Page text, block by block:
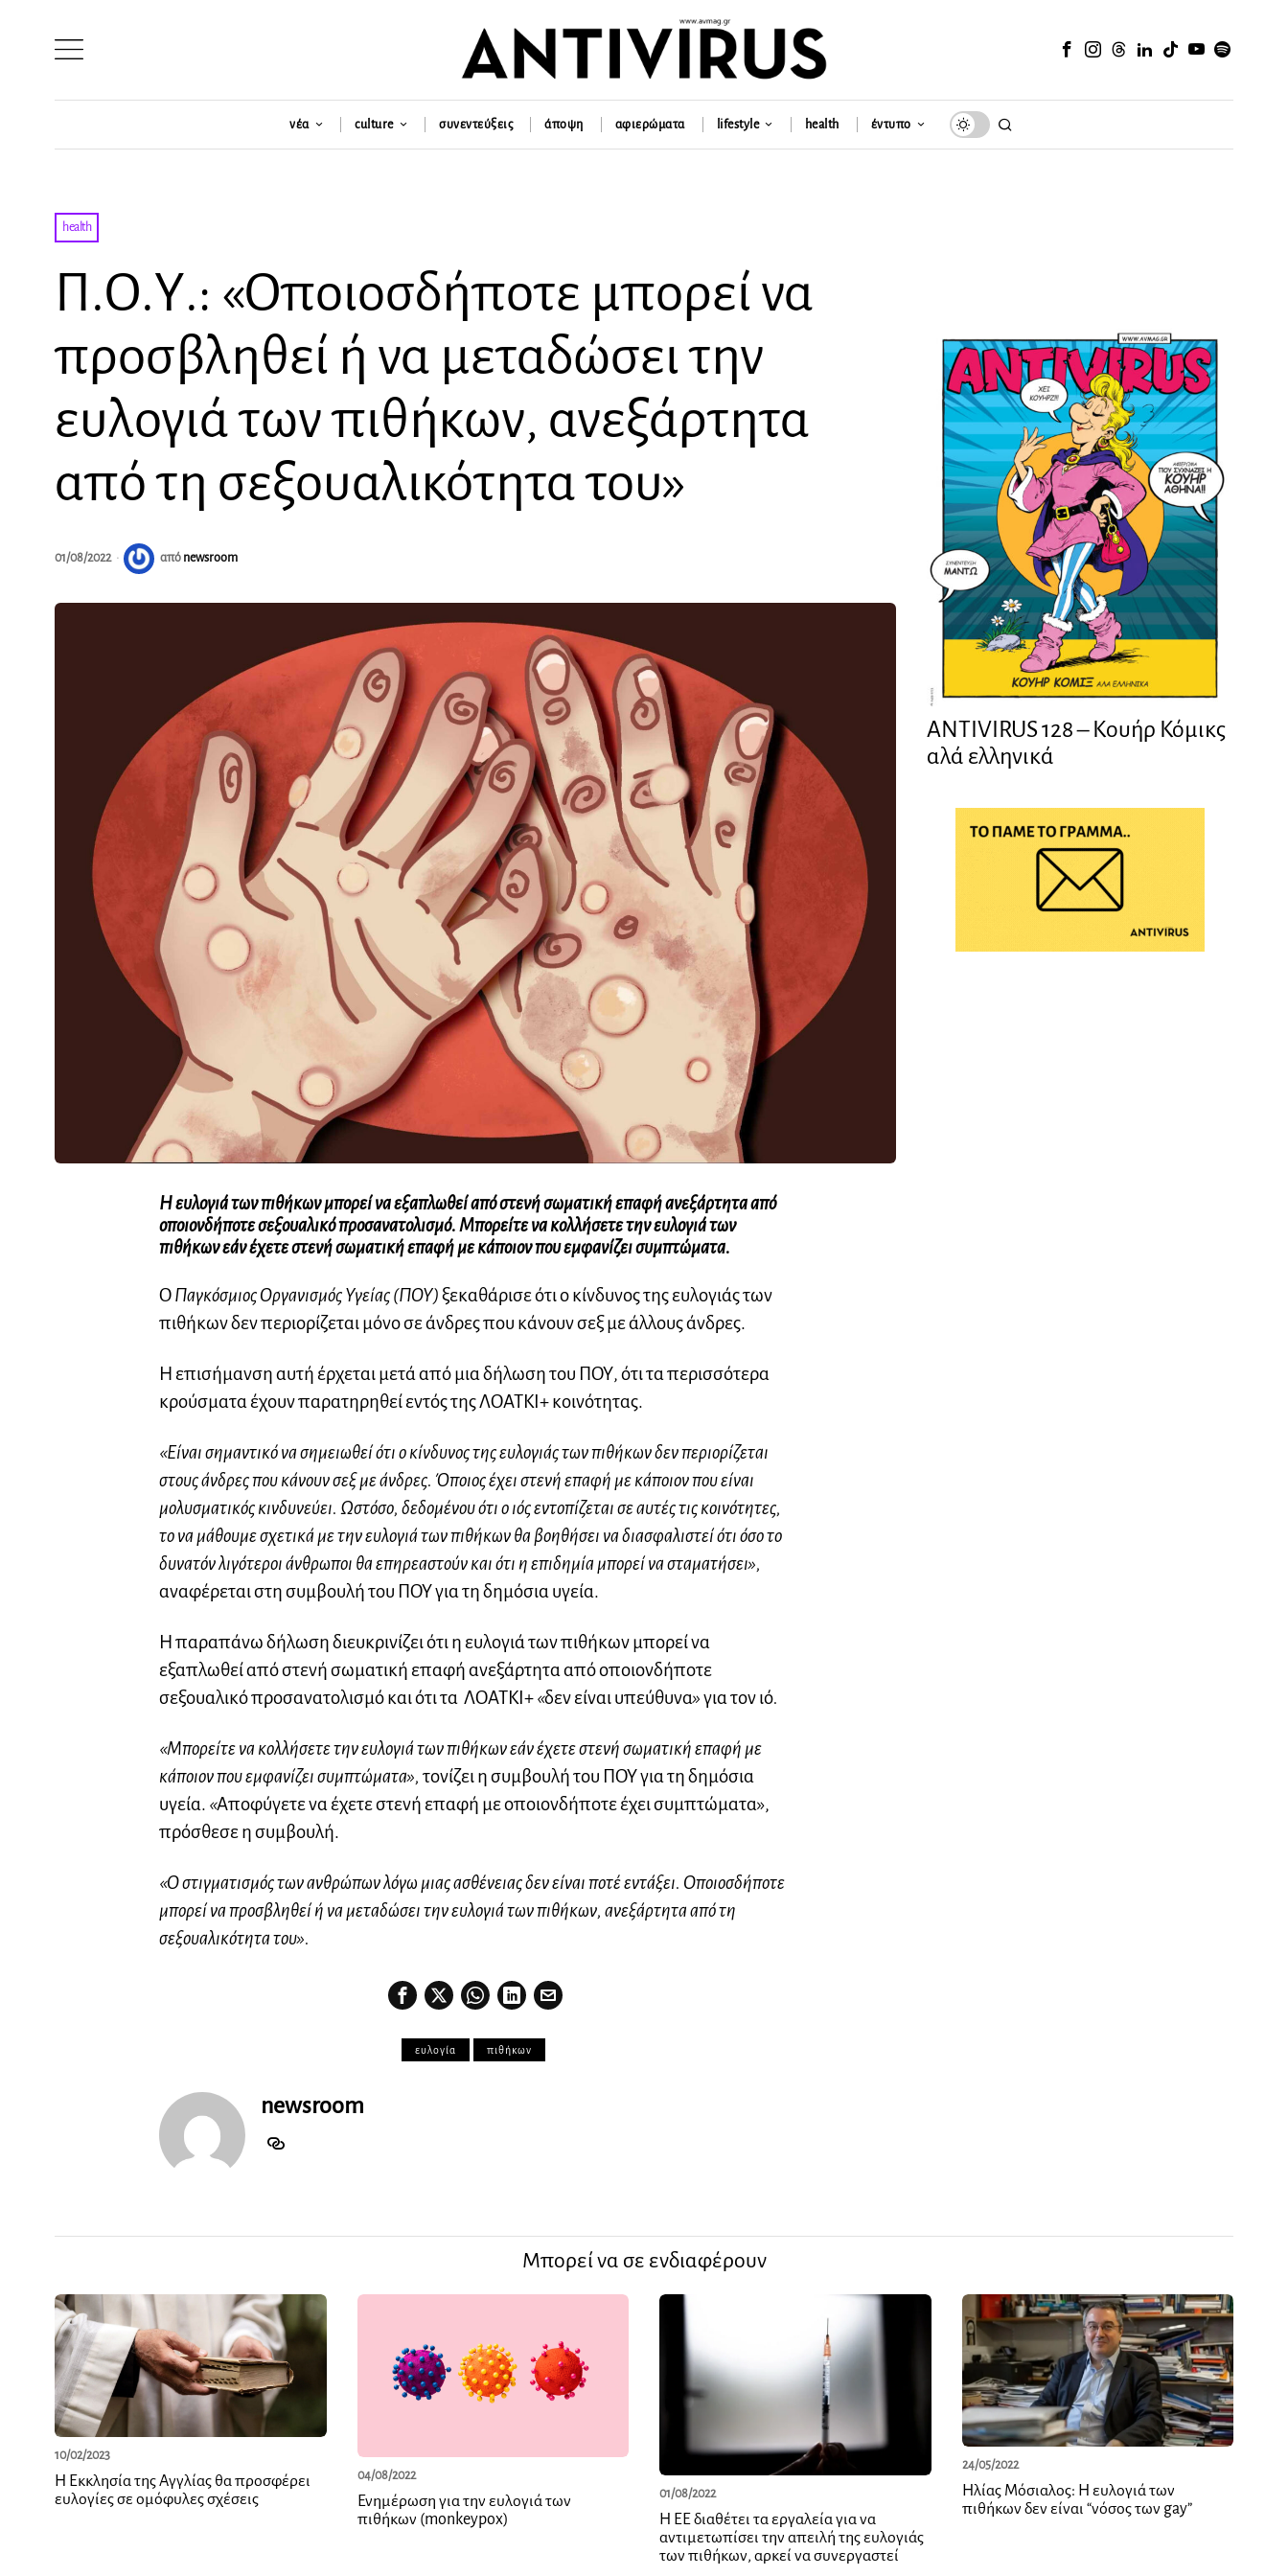
νέα culture συνεντεύξεις άποψη αφιερώματα lifestyle health έντυπο
health
Π.Ο.Υ.: «Οποιοσδήποτε μπορεί να
προσβληθεί ή να μεταδώσει την
ευλογιά των πιθήκων, ανεξάρτητα
από τη σεξουαλικότητα του»
01/08/2022 από newsroom
Η ευλογιά των πιθήκων μπορεί να εξαπλωθεί από στενή σωματική επαφή ανεξάρτητα από
οποιονδήποτε σεξουαλικό προσανατολισμό. Μπορείτε να κολλήσετε την ευλογιά των
πιθήκων εάν έχετε στενή σωματική επαφή με κάποιον που εμφανίζει συμπτώματα.
ΟΠαγκόσμιος Οργανισμός Υγείας (ΠΟΥ)ξεκαθάρισε ότι ο κίνδυνος της ευλογιάς των
πιθήκων δεν περιορίζεται μόνο σε άνδρες που κάνουν σεξ με άλλους άνδρες.
Η επισήμανση αυτή έρχεται μετά από μια δήλωση του ΠΟΥ, ότι τα περισσότερα
κρούσματα έχουν παρατηρηθεί εντός της ΛΟΑΤΚΙ+ κοινότητας.
«Είναι σημαντικό να σημειωθεί ότι ο κίνδυνος της ευλογιάς των πιθήκων δεν περιορίζεται
στους άνδρες που κάνουν σεξ με άνδρες. Όποιος έχει στενή επαφή με κάποιον που είναι
μολυσματικός κινδυνεύει. Ωστόσο, δεδομένου ότι ο ιός εντοπίζεται σε αυτές τις κοινότητες,
το να μάθουμε σχετικά με την ευλογιά των πιθήκων θα βοηθήσει να διασφαλιστεί ότι όσο το
δυνατόν λιγότεροι άνθρωποι θα επηρεαστούν και ότι η επιδημία μπορεί να σταματήσει»,
αναφέρεται στη συμβουλή του ΠΟΥ για τη δημόσια υγεία.
Η παραπάνω δήλωση διευκρινίζει ότι η ευλογιά των πιθήκων μπορεί να
εξαπλωθεί από στενή σωματική επαφή ανεξάρτητα από οποιονδήποτε
σεξουαλικό προσανατολισμό και ότι τα ΛΟΑΤΚΙ+«δεν είναι υπεύθυνα»για τον ιό.
«Μπορείτε να κολλήσετε την ευλογιά των πιθήκων εάν έχετε στενή σωματική επαφή με
κάποιον που εμφανίζει συμπτώματα», τονίζει η συμβουλή του ΠΟΥ για τη δημόσια
υγεία. «Αποφύγετε να έχετε στενή επαφή με οποιονδήποτε έχει συμπτώματα»,
πρόσθεσε η συμβουλή.
«Ο στιγματισμός των ανθρώπων λόγω μιας ασθένειας δεν είναι ποτέ εντάξει. Οποιοσδήποτε
μπορεί να προσβληθεί ή να μεταδώσει την ευλογιά των πιθήκων, ανεξάρτητα από τη
σεξουαλικότητα του».
ευλογία πιθήκων
newsroom
ANTIVIRUS 128 – Kουήρ Κόμικς
αλά ελληνικά
Μπορεί να σε ενδιαφέρουν
10/02/2023
Η Εκκλησία της Αγγλίας θα προσφέρει
ευλογίες σε ομόφυλες σχέσεις
04/08/2022
Ενημέρωση για την ευλογιά των
πιθήκων (monkeypox)
01/08/2022
Η ΕΕ διαθέτει τα εργαλεία για να
αντιμετωπίσει την απειλή της ευλογιάς
των πιθήκων, αρκεί να συνεργαστεί
24/05/2022
Ηλίας Μόσιαλος: Η ευλογιά των
πιθήκων δεν είναι “νόσος των gay”